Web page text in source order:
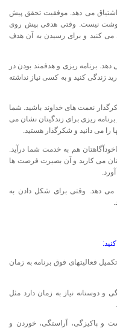
اشتیاق می دهد. موفقیت تحقق پیش
نیست. وقتی هدفی پیش روی
می کنید و برای رسیدن به آن هدف
برنامه ریزی و هدفمند بودن در
زندگی کنید و به کسی نیاز نداشته
نعمت های خداوند باشید. شما
ریزی برای زندگیتان نشان می
را می دانید و شکرگذار هستید.
هم به خدمت شما درآید.
می کارید و آن بصیرت فرصت ها
می دهد. وقتی برای شکل دادن به
فعالیتهای فوق برنامه به زمان
و دوستانه نیاز به زمان دارد مثل
و پاکیزگی، آراستگی، خوردن و